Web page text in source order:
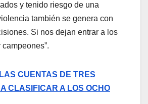
y tenido riesgo de una
también se genera con
Si nos dejan entrar a los
LAS CUENTAS DE TRES
CLASIFICAR A LOS OCHO